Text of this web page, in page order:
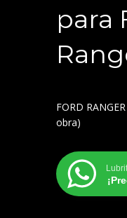
para
FORD
obra)